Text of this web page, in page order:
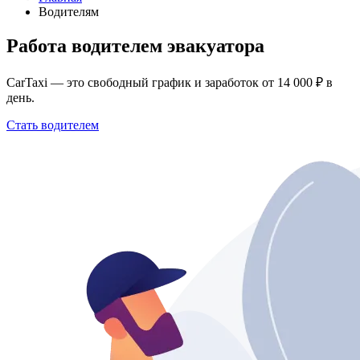
Водителям
Работа водителем эвакуатора
CarTaxi — это свободный график и заработок от 14 000 ₽ в
день.
Стать водителем